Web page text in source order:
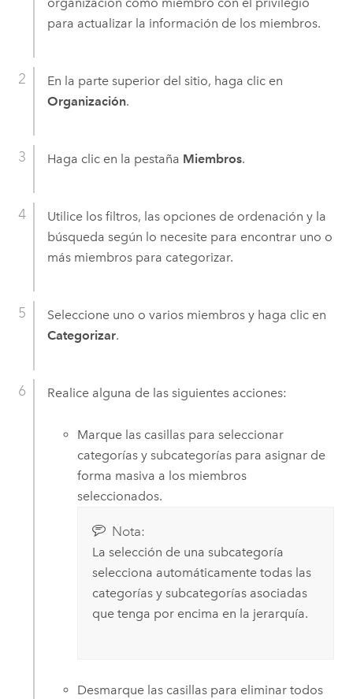
para actualizar la información de los miembros.
En la parte superior del sitio, haga clic en
Organización.
Haga clic en la pestaña Miembros.
Utilice los filtros, las opciones de ordenación y la
búsqueda según lo necesite para encontrar uno o
más miembros para categorizar.
Seleccione uno o varios miembros y haga clic en
Categorizar.
Realice alguna de las siguientes acciones:
Marque las casillas para seleccionar
categorías y subcategorías para asignar de
forma masiva a los miembros
seleccionados.
Nota:
La selección de una subcategoría
selecciona automáticamente todas las
categorías y subcategorías asociadas
que tenga por encima en la jerarquía.
Desmarque las casillas para eliminar todos